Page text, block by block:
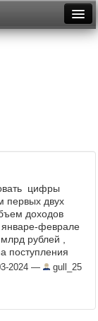
цифры
первых двух
доходов
​феврале
рублей ,
поступления
...
2024 — gull_25